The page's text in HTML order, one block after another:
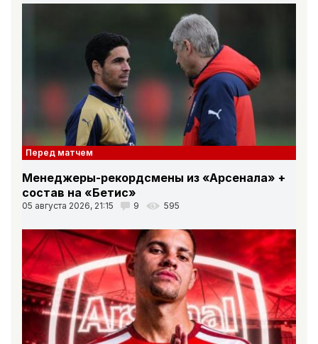
Перед матчем
Менеджеры-рекордсмены из «Арсенала» +
состав на «Бетис»
05 августа 2026, 21:15 9 595